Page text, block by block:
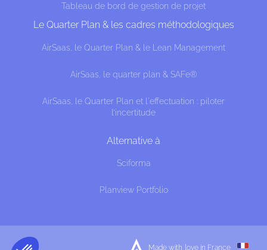
Tableau de bord de gestion de projet
Le Quarter Plan & les cadres méthodologiques
AirSaas, le Quarter Plan & le Lean Management
AirSaas, le quarter plan & SAFe®
AirSaas, le Quarter Plan et l'effectuation : piloter
l’incertitude
Alternative à
Sciforma
Planview Portfolio
Made with love in France